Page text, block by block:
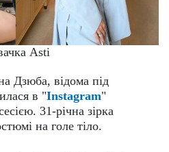
Asti
Дзюба, відома під
в "Instagram"
31-річна зірка
на голе тіло.